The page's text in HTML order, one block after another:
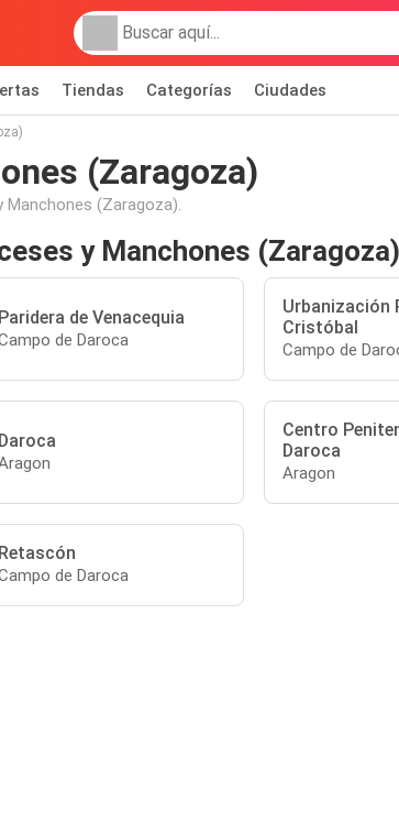
Tiendas Categorías Ciudades
(Zaragoza)
(Zaragoza).
y Manchones (Zaragoza)
Paridera de Venacequia
de Daroca
Urbanización
Cristóbal
Campo de
Daroca
Centro
Daroca
Aragon
Retascón
de Daroca